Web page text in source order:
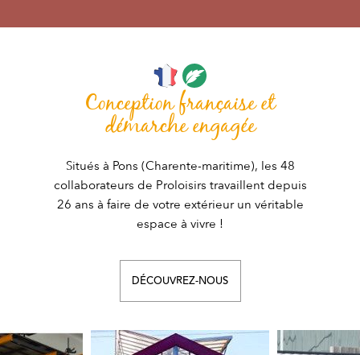
Conception française et
démarche engagée
Situés à Pons (Charente-maritime), les 48
collaborateurs de Proloisirs travaillent depuis
26 ans à faire de votre extérieur un véritable
espace à vivre !
DÉCOUVREZ-NOUS